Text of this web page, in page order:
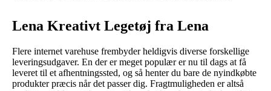
Lena Kreativt Legetøj fra Lena
Flere internet varehuse frembyder heldigvis diverse forskellige
leveringsudgaver. En der er meget populær er nu til dags at få
leveret til et afhentningssted, og så henter du bare de nyindkøbte
produkter præcis når det passer dig. Fragtmuligheden er altså